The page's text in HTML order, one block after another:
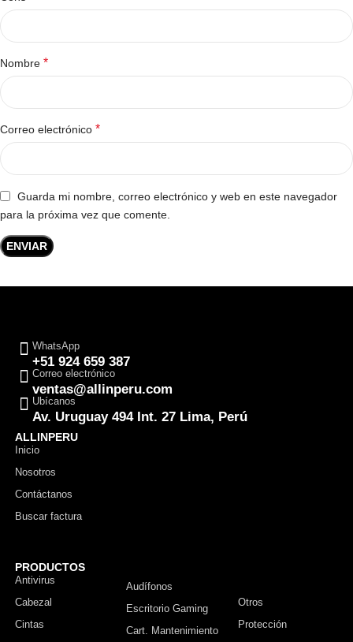
Nombre *
Correo electrónico *
Guarda mi nombre, correo electrónico y web en este navegador
para la próxima vez que comente.
WhatsApp
+51 924 659 387
Correo electrónico
ventas@allinperu.com
Ubícanos
Av. Uruguay 494 Int. 27 Lima, Perú
ALLINPERU
Inicio
Nosotros
Contáctanos
Buscar factura
PRODUCTOS
Antivirus
Cabezal
Cintas
Audífonos
Escritorio Gaming
Cart. Mantenimiento
Otros
Protección